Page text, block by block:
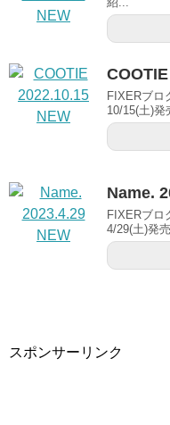
FIXERブロ
10/15(土)
Name.
FIXERブロ
4/29(土)発
スポンサーリンク